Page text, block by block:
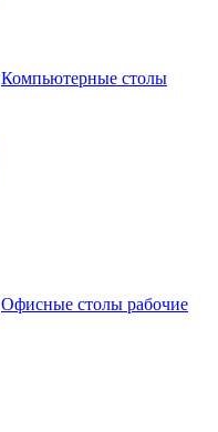
Компьютерные столы
Офисные столы рабочие